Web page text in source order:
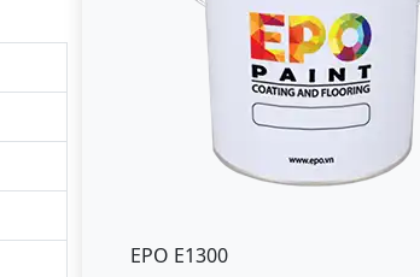
EPO E1300